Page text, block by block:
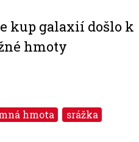
kup galaxií došlo k
hmoty
hmota srážka